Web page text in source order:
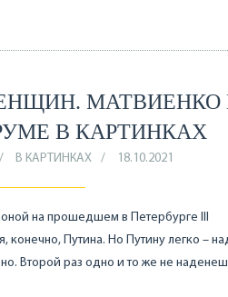
МАТВИЕНКО
В КАРТИНКАХ
В КАРТИНКАХ 18.10.2021
на прошедшем в Петербурге III
Путина. Но Путину легко –
Второй раз одно и то же не